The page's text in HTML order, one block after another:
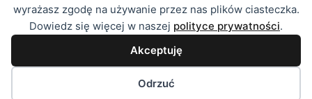
wyrażasz zgodę na używanie przez nas plików ciasteczka.
Dowiedz się więcej w naszej polityce prywatności.
Akceptuję
Odrzuć